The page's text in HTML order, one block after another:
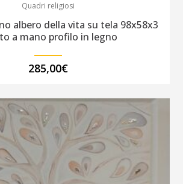
Quadri religiosi
albero della vita su tela 98x58x3
a mano profilo in legno
285,00€